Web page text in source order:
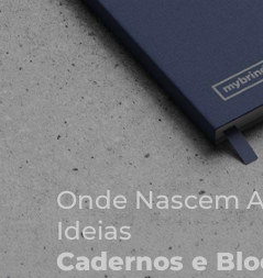
As Melhores
de Notas